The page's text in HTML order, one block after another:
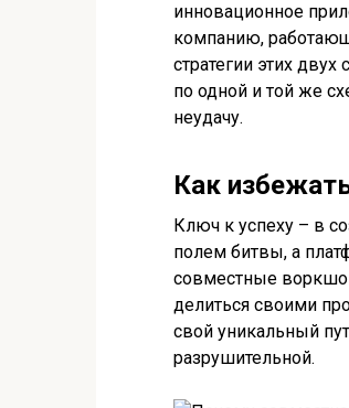
инновационное
компанию,
стратегии этих двух
по одной и той же
неудачу.
Как
Ключ к успеху – в
полем битвы, а
совместные
делиться своими
свой уникальный
разрушительной.